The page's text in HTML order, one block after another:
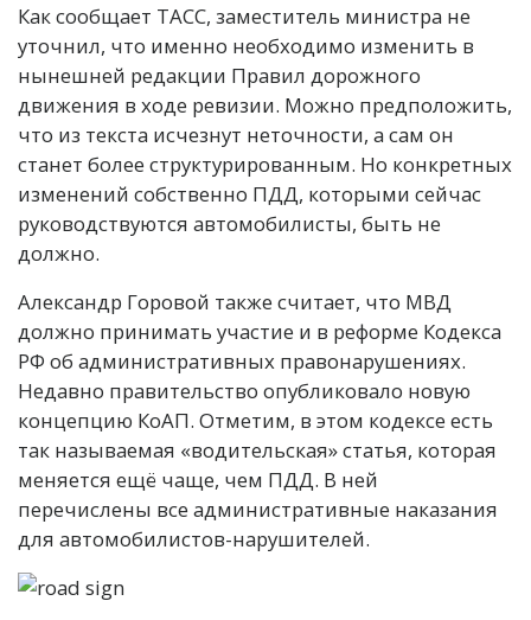
Как сообщает ТАСС, заместитель министра не
уточнил, что именно необходимо изменить в
нынешней редакции Правил дорожного
движения в ходе ревизии. Можно предположить,
что из текста исчезнут неточности, а сам он
станет более структурированным. Но конкретных
изменений собственно ПДД, которыми сейчас
руководствуются автомобилисты, быть не
должно.
Александр Горовой также считает, что МВД
должно принимать участие и в реформе Кодекса
РФ об административных правонарушениях.
Недавно правительство опубликовало новую
концепцию КоАП. Отметим, в этом кодексе есть
так называемая «водительская» статья, которая
меняется ещё чаще, чем ПДД. В ней
перечислены все административные наказания
для автомобилистов-нарушителей.